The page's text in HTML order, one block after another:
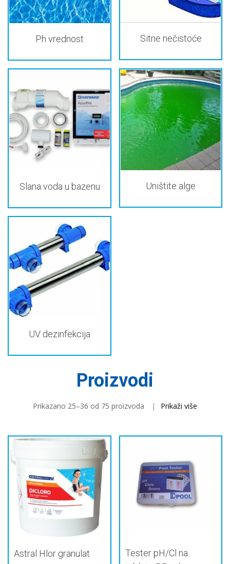
Ph vrednost Sitne nečistoće
Slana voda u bazenu Uništite alge
UV dezinfekcija
Proizvodi
Prikazano 25–36 od 75 proizvoda Prikaži više
Astral Hlor granulat
Tester pH/Cl na